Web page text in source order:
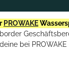
PROWAKE
deine bei